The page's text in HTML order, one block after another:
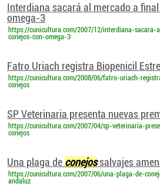
Interdiana sacará al mercado a
omega-3
https://cunicultura.com/2007/12/interdiana-
conejos-con-omega-3
Fatro Uriach registra Biopenicil
https://cunicultura.com/2008/06/fatro-uriach-
conejos
SP Veterinaria presenta nuevas
https://cunicultura.com/2007/04/sp-veterinaria-
conejos
Una plaga de conejossalvajes
https://cunicultura.com/2007/06/una-plaga-de-
andaluz